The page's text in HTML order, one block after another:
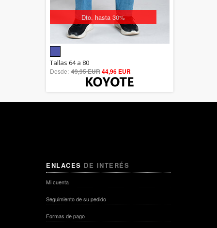
Dto. hasta 30%
out of 5
Tallas 64 a 80
Desde: 49,95 EUR44,96 EUR
ENLACES DE INTERÉS
Mi cuenta
Seguimiento de su pedido
Formas de pago